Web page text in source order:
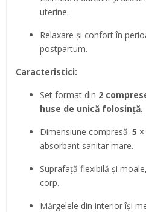
uterine.
Relaxare și confort în
postpartum.
Caracteristici:
Set format din 2
huse de unică folosință.
Dimensiune compresă: 5
absorbant sanitar mare.
Suprafață flexibilă și
corp.
Mărgelele din interior își